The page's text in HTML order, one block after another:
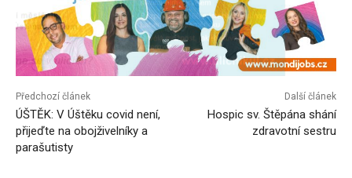
Předchozí článek
ÚŠTĚK: V Úštěku covid není,
přijeďte na obojživelníky a
parašutisty
Další článek
Hospic sv. Štěpána shání
zdravotní sestru